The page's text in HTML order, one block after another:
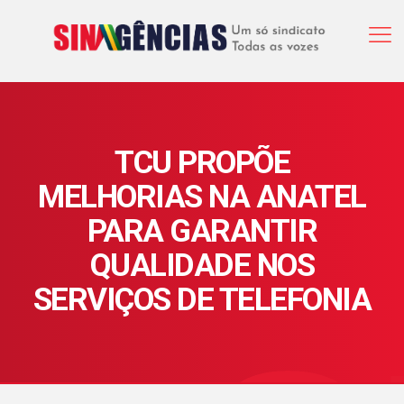
TCU PROPÕE
MELHORIAS NA ANATEL
PARA GARANTIR
QUALIDADE NOS
SERVIÇOS DE TELEFONIA